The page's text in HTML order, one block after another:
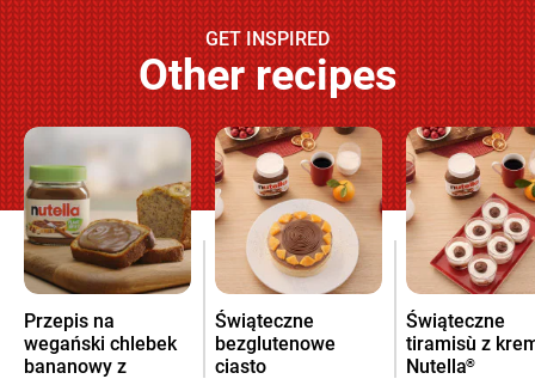
GET INSPIRED
Other recipes
Przepis na
wegański chlebek
bananowy z
Świąteczne
bezglutenowe
ciasto
Świąteczne
tiramisù z
Nutella®